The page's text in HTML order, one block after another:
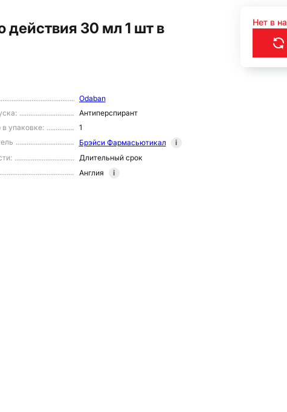
действия 30 мл 1 шт в
Odaban
:
Антиперспирант
в упаковке:
1
Брэйси Фармасьютикал
i
:
Длительный срок
Англия i
Нет в